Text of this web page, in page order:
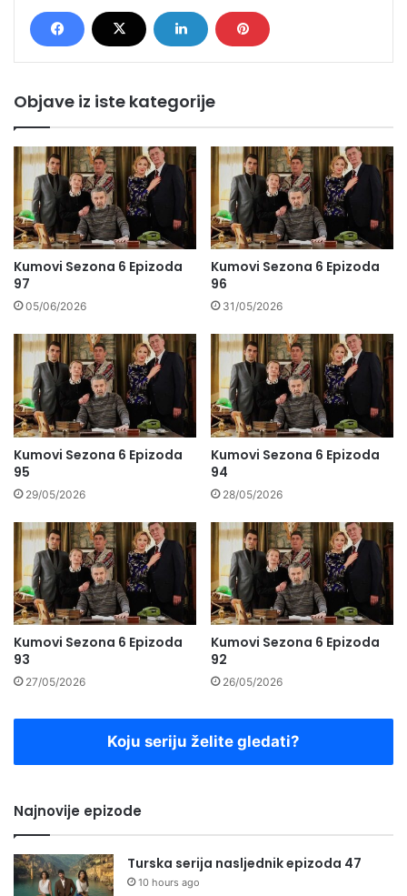
Objave iz iste kategorije
Kumovi Sezona 6 Epizoda
97
05/06/2026
Kumovi Sezona 6 Epizoda
96
31/05/2026
Kumovi Sezona 6 Epizoda
95
29/05/2026
Kumovi Sezona 6 Epizoda
94
28/05/2026
Kumovi Sezona 6 Epizoda
93
27/05/2026
Kumovi Sezona 6 Epizoda
92
26/05/2026
Koju seriju želite gledati?
Najnovije epizode
Turska serija nasljednik epizoda 47
10 hours ago